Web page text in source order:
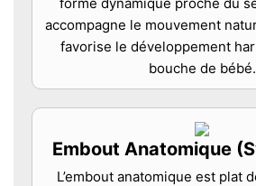
accompagne le mouvement
favorise le développement
bouche de bébé.
Embout Anatomique
L’embout anatomique est plat